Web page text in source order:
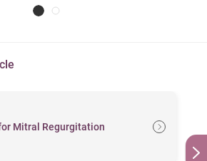
Mitral Regurgitation